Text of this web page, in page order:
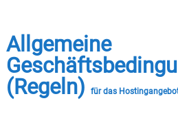
Allgemeine
(Regeln)
für das